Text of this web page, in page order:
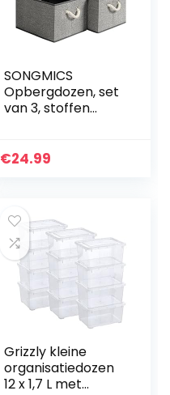
SONGMICS
Opbergdozen, set
van 3, stoffen
handgrepen, 40 x
€24.99
Grizzly kleine
organisatiedozen
12 x 1,7 L met